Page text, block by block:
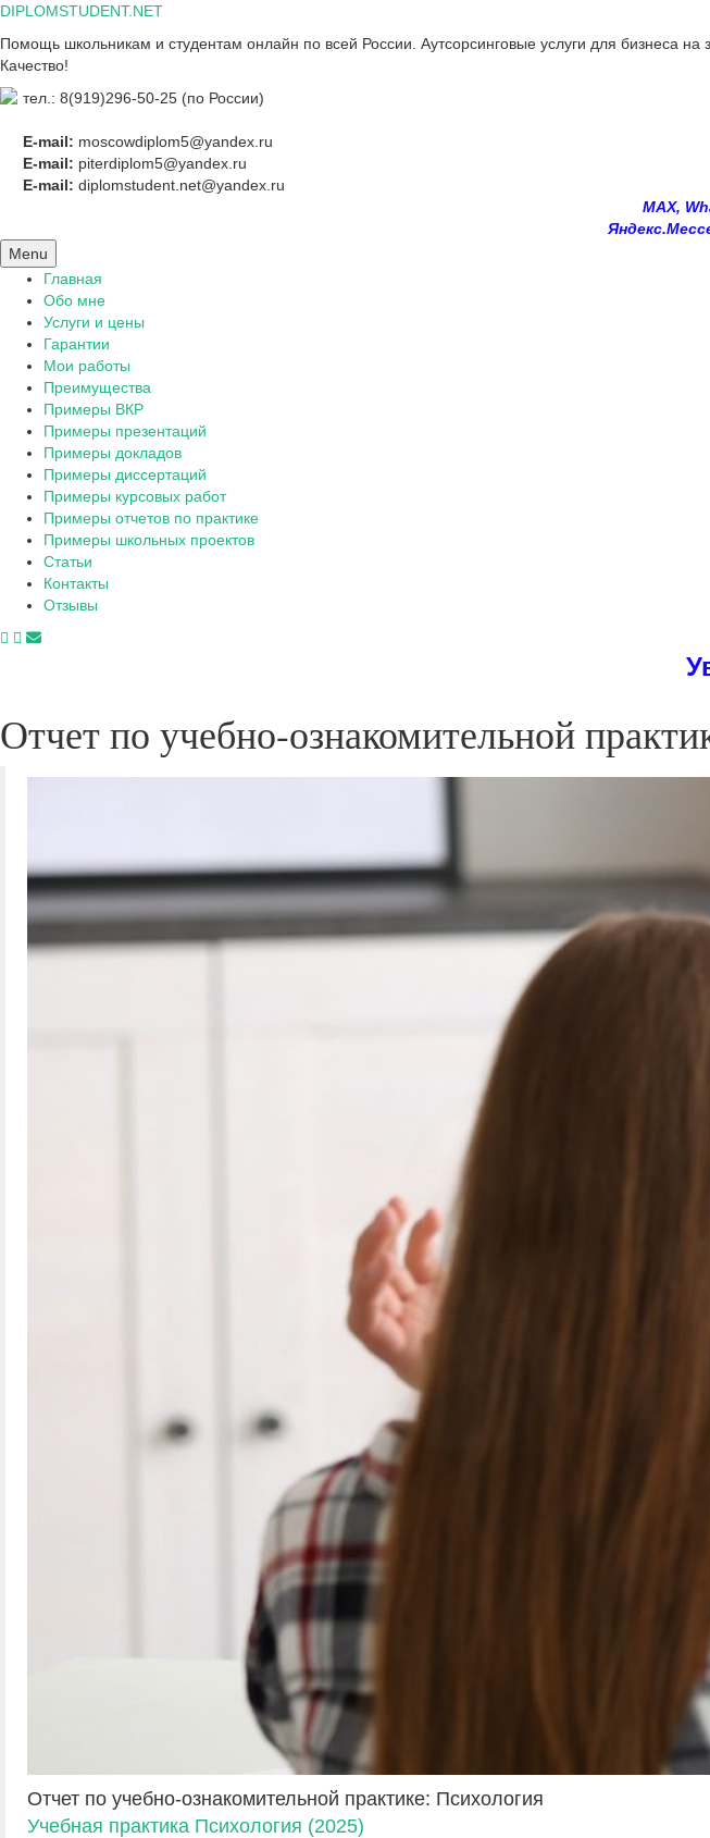
Skip
content
DIPLOMSTUDENT.NET
Помощь школьникам и студентам онлайн по всей России. Аутсорсинговые услуги для бизнеса
Качество!
тел.: 8(919)296-50-25 (по России)
E-mail: moscowdiplom5@yandex.ru
E-mail: piterdiplom5@yandex.ru
E-mail: diplomstudent.net@yandex.ru
MAX,
Menu
Главная
Обо мне
Услуги и цены
Гарантии
Мои работы
Преимущества
Примеры ВКР
Примеры презентаций
Примеры докладов
Примеры диссертаций
Примеры курсовых работ
Примеры отчетов по практике
Примеры школьных проектов
Статьи
Контакты
Отзывы
Отчет по учебно-ознакомительной
Отчет по учебно-ознакомительной практике: Психология
Учебная практика Психология (2025)